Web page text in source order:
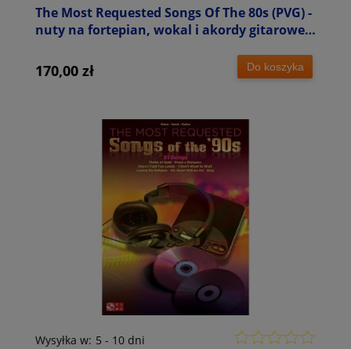
The Most Requested Songs Of The 80s (PVG) -
nuty na fortepian, wokal i akordy gitarowe -
Of Us
170,00 zł Do koszyka
Wysyłka w: 5 - 10 dni